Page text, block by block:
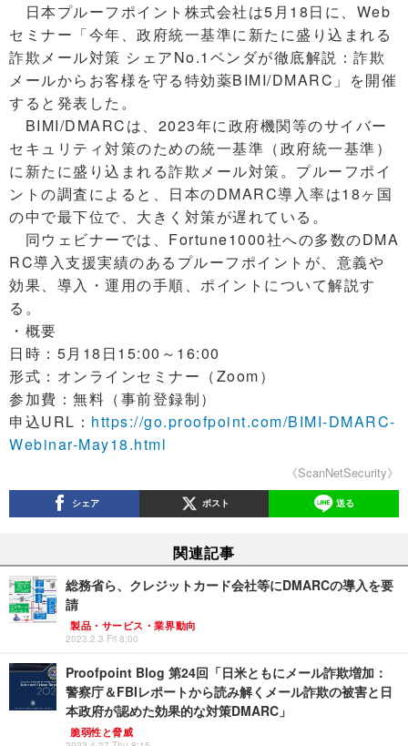
日本プルーフポイント株式会社は5月18日に、Web
セミナー「今年、政府統一基準に新たに盛り込まれる
詐欺メール対策 シェアNo.1ベンダが徹底解説：詐欺
メールからお客様を守る特効薬BIMI/DMARC」を開催
すると発表した。
BIMI/DMARCは、2023年に政府機関等のサイバー
セキュリティ対策のための統一基準（政府統一基準）
に新たに盛り込まれる詐欺メール対策。プルーフポイ
ントの調査によると、日本のDMARC導入率は18ヶ国
の中で最下位で、大きく対策が遅れている。
同ウェビナーでは、Fortune1000社への多数のDMA
RC導入支援実績のあるプルーフポイントが、意義や
効果、導入・運用の手順、ポイントについて解説す
る。
・概要
日時：5月18日15:00～16:00
形式：オンラインセミナー（Zoom）
参加費：無料（事前登録制）
申込URL： https://go.proofpoint.com/BIMI-DMARC-
Webinar-May18.html
《ScanNetSecurity》
シェア ポスト 送る
関連記事
総務省ら、クレジットカード会社等にDMARCの導入を要
請
製品・サービス・業界動向
2023.2.3 Fri 8:00
Proofpoint Blog 第24回「日米ともにメール詐欺増加：
警察庁＆FBIレポートから読み解くメール詐欺の被害と日
本政府が認めた効果的な対策DMARC」
脆弱性と脅威